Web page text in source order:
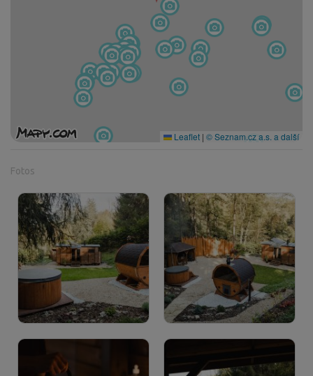
Leaflet | © Seznam.cz a.s. a další
Fotos